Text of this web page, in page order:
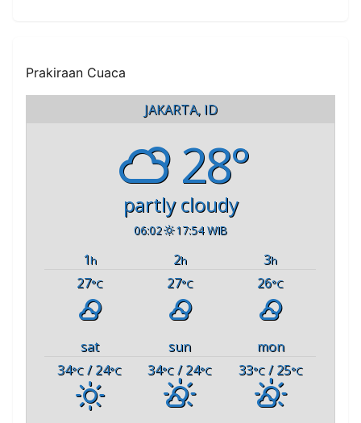
Prakiraan Cuaca
JAKARTA, ID
28°
partly cloudy
06:02 17:54 WIB
1h 2h 3h
27°C 27°C 26°C
sat sun
mon
34°C / 24°C 34°C / 24°C 33°C/ 25°C